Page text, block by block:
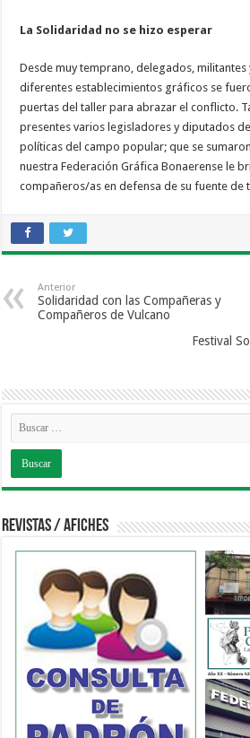
La Solidaridad no se hizo esperar
Desde muy temprano, delegados, militantes
diferentes establecimientos gráficos se
puertas del taller para abrazar el conflicto.
presentes varios legisladores y diputados
políticas del campo popular; que se
nuestra Federación Gráfica Bonaerense le
compañeros/as en defensa de su fuente de
Anterior
Solidaridad con las Compañeras y
Compañeros de Vulcano
Festival
Revistas / Afiches